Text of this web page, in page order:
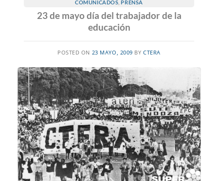
COMUNICADOS ,PRENSA
23 de mayo día del trabajador de la
educación
POSTED ON 23 MAYO, 2009 BYCTERA